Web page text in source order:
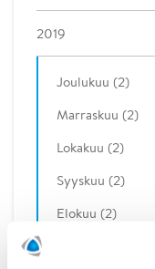
2019
Joulukuu (2)
Marraskuu (2)
Lokakuu (2)
Syyskuu (2)
Elokuu (2)